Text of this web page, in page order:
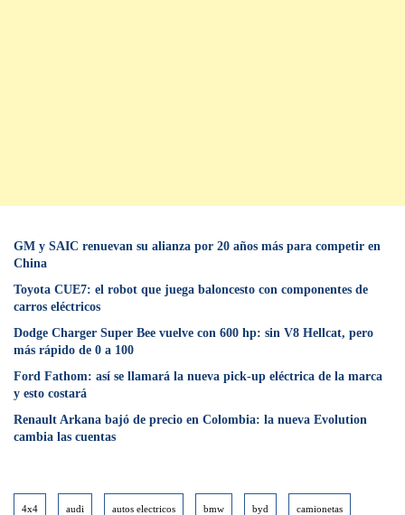
GM y SAIC renuevan su alianza por 20 años más para competir en
China
Toyota CUE7: el robot que juega baloncesto con componentes de
carros eléctricos
Dodge Charger Super Bee vuelve con 600 hp: sin V8 Hellcat, pero
más rápido de 0 a 100
Ford Fathom: así se llamará la nueva pick-up eléctrica de la marca
y esto costará
Renault Arkana bajó de precio en Colombia: la nueva Evolution
cambia las cuentas
4x4 audi autos electricos bmw byd camionetas